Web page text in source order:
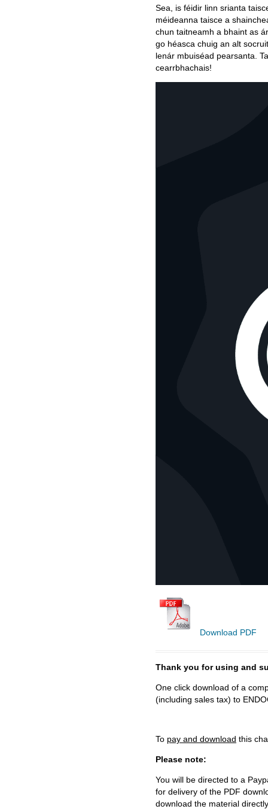
Sea, is féidir linn srianta
méideanna taisce a
chun taitneamh a bhaint as
go héasca chuig an alt
lenár mbuiséad pearsanta.
cearrbhachais!
Download PDF
Thank you for using and
One click download of a
(including sales tax) to
To pay and download this
Please note:
You will be directed to a
for delivery of the PDF
download the material